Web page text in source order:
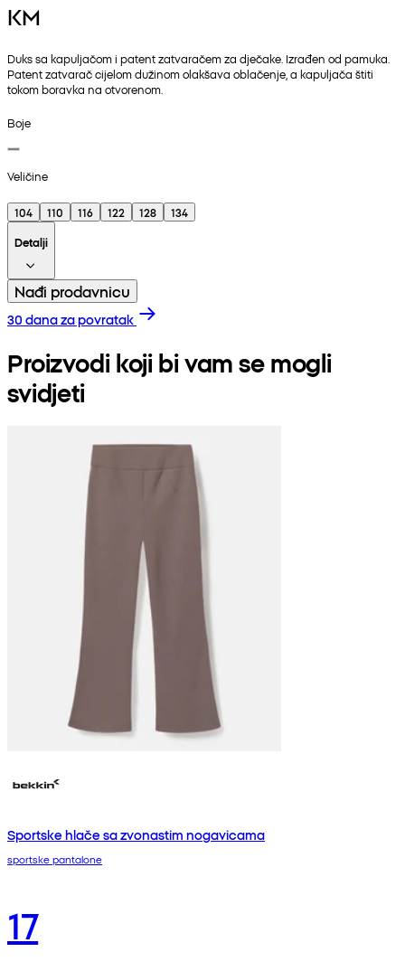
KM
Duks sa kapuljačom i patent zatvaračem za dječake. Izrađen od pamuka.
Patent zatvarač cijelom dužinom olakšava oblačenje, a kapuljača štiti
tokom boravka na otvorenom.
Boje
Veličine
104 110 116 122 128
134
Detalji
Nađi prodavnicu
30 dana za povratak
Proizvodi koji bi vam se mogli
svidjeti
Sportske hlače sa zvonastim nogavicama
sportske pantalone
17